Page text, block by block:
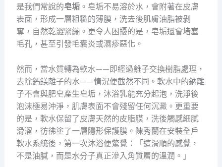
是我們常說的皂垢。皂垢不易溶於水，會附著在皮膚
表面，形成一層粗糙的薄膜，洗去後肌膚油脂被剝
奪，自然乾澀緊繃。更令人困擾的是，皂垢還會堵塞
毛孔，甚至引發毛囊炎或濕疹惡化。
然而，當水質轉為軟水——即經過離子交換樹脂處理，
去除鈣鎂離子的水——情況便截然不同。軟水中的鈉離
子不會與肥皂產生皂垢，沐浴乳能充分起泡，洗淨後
泡沫極易沖淨，肌膚表面不會殘留任何沉澱。更重要
的是，軟水保留了皮膚天然的皮脂膜，洗後觸感細膩
滑溜，彷彿塗了一層隱形保護膜。陳秀蘭在安裝全戶
軟水系統後，第一次沐浴便驚覺：「這滑順的感覺，
不是油膩，而是水分子真正滲入角質層的溫潤。」